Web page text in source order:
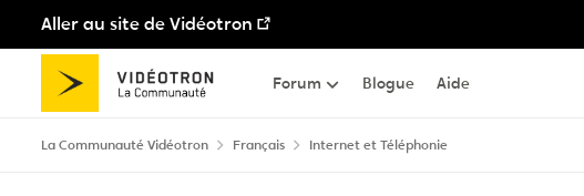
Aller au site de Vidéotron
Passer au contenu
Forum Blogue Aide
La Communauté Vidéotron Français Internet et Téléphonie